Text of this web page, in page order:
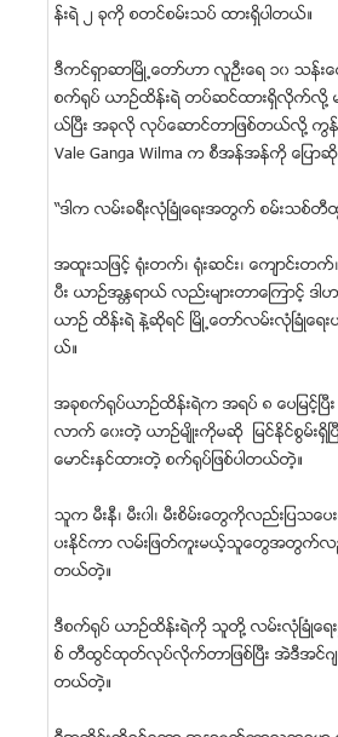
န္းရဲ ၂ ခုကို စတင္စမ္းသပ္ ထားရွိပါတယ္။
ဒီကင္ရွာဆာၿမိဳ႕ေတာ္ဟာ လူဦးေရ ၁၀ သန္
စက္႐ုပ္ ယာဥ္ထိန္းရဲ တပ္ဆင္ထားရွိလုိက္လုိ႔
ယ္ၿပီး အခုလို လုပ္ေဆာင္တာျဖစ္တယ္လုိ႔ ကြ
Vale Ganga Wilma က စီအန္အန္ကို ေျပာ
“ဒါက လမ္းခရီးလံုၿခံဳေရးအတြက္ စမ္းသစ္တီထ
အထူးသျဖင့္ ႐ံုးတက္၊ ႐ံုးဆင္း၊ ေက်ာင္းတက္၊
ပီး ယာဥ္အႏၱရာယ္ လည္းမ်ားတာေၾကာင့္ ဒ
ယာဥ္ ထိန္းရဲ နဲ႔ဆုိရင္ ၿမိဳ႕ေတာ္လမ္းလံုၿခံဳေရ
ယ္။
အခုစက္႐ုပ္ယာဥ္ထိန္းရဲက အရပ္ ၈ ေပျမင့္ၿ
လာက္ ေ၀းတဲ့ ယာဥ္မ်ိဳးကုိမဆုိ ျမင္ႏုိင္စြမ္းရွိၿ
ေမာင္းႏွင္ထားတဲ့ စက္႐ုပ္ျဖစ္ပါတယ္တဲ့။
သူက မီးနီ၊ မီး၀ါ၊ မီးစိမ္းေတြကိုလည္းျပသ
ပးႏုိင္ကာ လမ္းျဖတ္ကူးမယ့္သူေတြအတြက္လည္
တယ္တဲ့။
ဒီစက္႐ုပ္ ယာဥ္ထိန္းရဲကုိ သူတုိ႔ လမ္းလံုၿခံဳေရ
စ္ တီထြင္ထုတ္လုပ္လိုက္တာျဖစ္ၿပီး အဲဒီအင္ဂ်င္
တယ္တဲ့။